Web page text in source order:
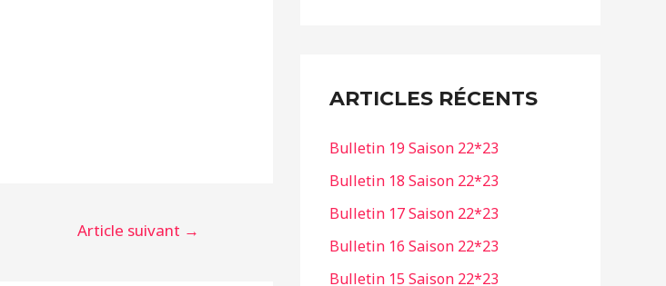
Article suivant →
r
h
e
r
:
ARTICLES RÉCENTS
Bulletin 19 Saison 22*23
Bulletin 18 Saison 22*23
Bulletin 17 Saison 22*23
Bulletin 16 Saison 22*23
Bulletin 15 Saison 22*23